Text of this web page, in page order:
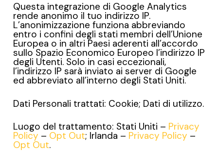
Questa integrazione di Google Analytics
rende anonimo il tuo indirizzo IP.
L’anonimizzazione funziona abbreviando
entro i confini degli stati membri dell’Unione
Europea o in altri Paesi aderenti all’accordo
sullo Spazio Economico Europeo l’indirizzo IP
degli Utenti. Solo in casi eccezionali,
l’indirizzo IP sarà inviato ai server di Google
ed abbreviato all’interno degli Stati Uniti.
Dati Personali trattati: Cookie; Dati di utilizzo.
Luogo del trattamento: Stati Uniti – Privacy
Policy – Opt Out; Irlanda – Privacy Policy –
Opt Out.